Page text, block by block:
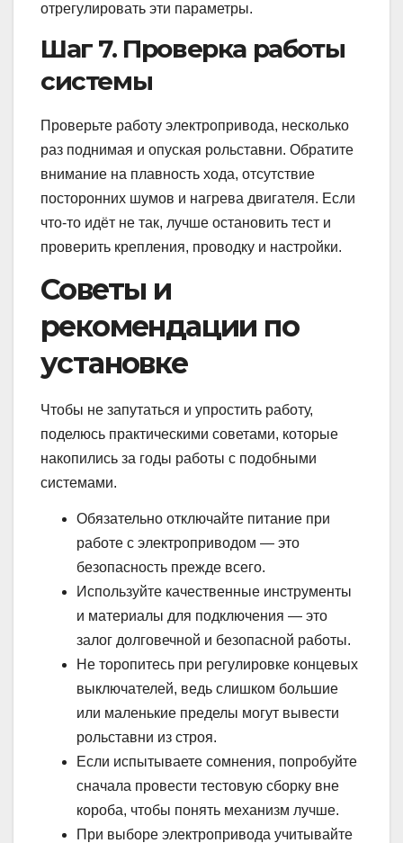
отрегулировать эти параметры.
Шаг 7. Проверка работы
системы
Проверьте работу электропривода, несколько
раз поднимая и опуская рольставни. Обратите
внимание на плавность хода, отсутствие
посторонних шумов и нагрева двигателя. Если
что-то идёт не так, лучше остановить тест и
проверить крепления, проводку и настройки.
Советы и
рекомендации по
установке
Чтобы не запутаться и упростить работу,
поделюсь практическими советами, которые
накопились за годы работы с подобными
системами.
Обязательно отключайте питание при
работе с электроприводом — это
безопасность прежде всего.
Используйте качественные инструменты
и материалы для подключения — это
залог долговечной и безопасной работы.
Не торопитесь при регулировке концевых
выключателей, ведь слишком большие
или маленькие пределы могут вывести
рольставни из строя.
Если испытываете сомнения, попробуйте
сначала провести тестовую сборку вне
короба, чтобы понять механизм лучше.
При выборе электропривода учитывайте